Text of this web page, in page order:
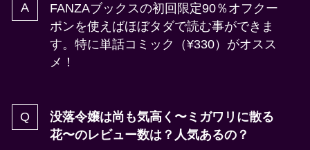
FANZAブックスの初回限定90％オフクー
ポンを使えばほぼタダで読む事ができま
す。特に単話コミック（¥330）がオスス
メ！
没落令嬢は尚も気高く〜ミガワリに散る
花〜のレビュー数は？人気あるの？